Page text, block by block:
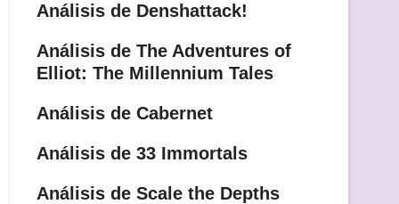
Análisis de Denshattack!
Análisis de The Adventures of
Elliot: The Millennium Tales
Análisis de Cabernet
Análisis de 33 Immortals
Análisis de Scale the Depths